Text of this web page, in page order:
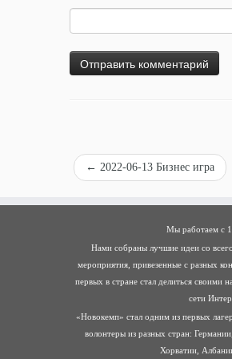
← 2022-06-13 Бизнес игра
Мы работаем с
Нами собраны лучшие идеи со
мероприятия, привезенные с разных
первых в стране стал делиться своими
сети
«Новокемп» стал одним из первых
волонтеры из разных стран:
Хорватии,